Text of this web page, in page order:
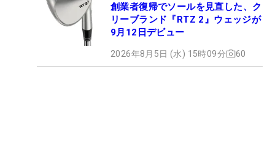
創業者復帰でソールを見直した、ク
リーブランド『RTZ 2』ウェッジが
9月12日デビュー
2026年8月5日 (水) 15時09分 60